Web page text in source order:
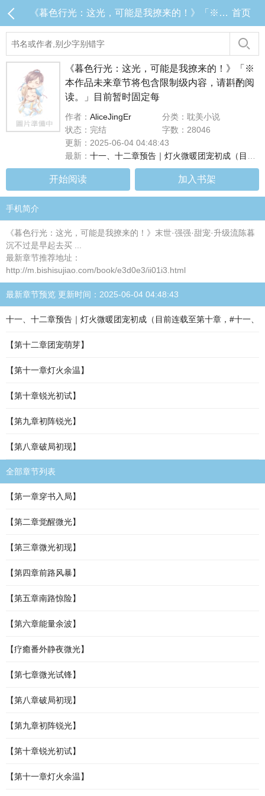
《暮色行光：这光，可能是我撩来的！》「※本作品未来章节将包含限制级内容，请斟酌阅读。」目前暂时固定每 目录 (共14章) 首页
《暮色行光：这光，可能是我撩来的！》「※
本作品未来章节将包含限制级内容，请斟酌阅
读。」目前暂时固定每
作者： AliceJingEr
分类：耽美小说
状态：完结
字数：28046
更新：2025-06-04 04:48:43
最新： 十一、十二章预告｜灯火微暖团宠初成（目前连载至第十章，#十一、十二章将於下周二早上8点更新！）
开始阅读 加入书架
手机简介
《暮色行光：这光，可能是我撩来的！》末世·强强·甜宠·升级流陈暮
沉不过是早起去买 ...
最新章节推荐地址：
http://m.bishisujiao.com/book/e3d0e3/ii01i3.html
最新章节预览 更新时间：2025-06-04 04:48:43
十一、十二章预告｜灯火微暖团宠初成（目前连载至第十章，#十一、
【第十二章团宠萌芽】
【第十一章灯火余温】
【第十章锐光初试】
【第九章初阵锐光】
【第八章破局初现】
全部章节列表
【第一章穿书入局】
【第二章觉醒微光】
【第三章微光初现】
【第四章前路风暴】
【第五章南路惊险】
【第六章能量余波】
【疗癒番外静夜微光】
【第七章微光试锋】
【第八章破局初现】
【第九章初阵锐光】
【第十章锐光初试】
【第十一章灯火余温】